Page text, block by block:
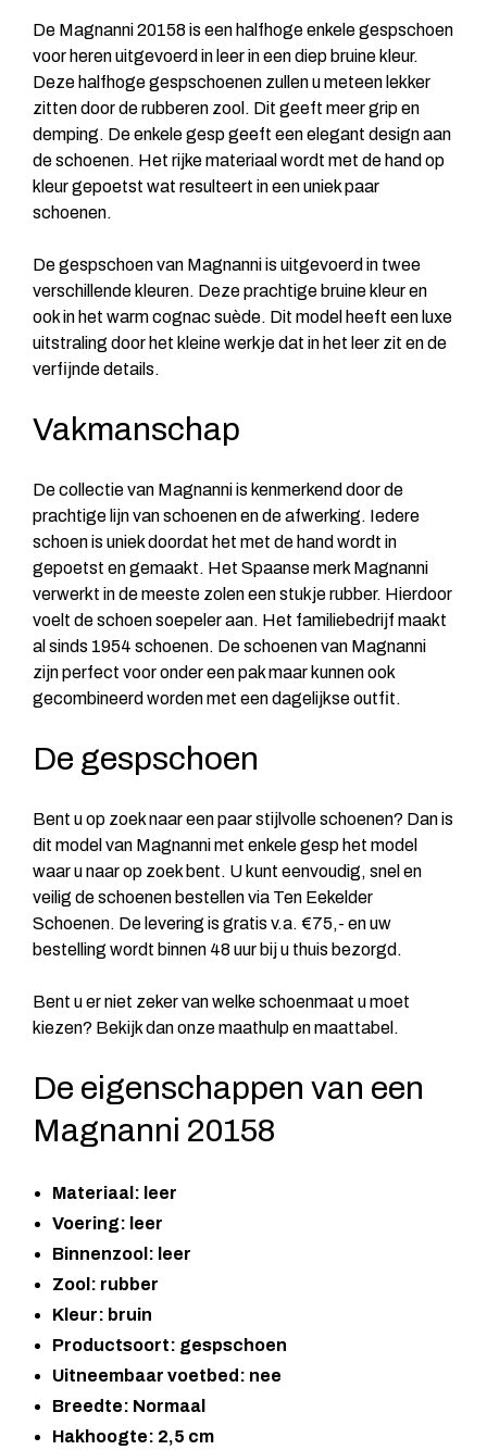
De Magnanni 20158 is een halfhoge enkele gespschoen
voor heren uitgevoerd in leer in een diep bruine kleur.
Deze halfhoge gespschoenen zullen u meteen lekker
zitten door de rubberen zool. Dit geeft meer grip en
demping. De enkele gesp geeft een elegant design aan
de schoenen. Het rijke materiaal wordt met de hand op
kleur gepoetst wat resulteert in een uniek paar
schoenen.
De gespschoen van Magnanni is uitgevoerd in twee
verschillende kleuren. Deze prachtige bruine kleur en
ook in het warm cognac suède. Dit model heeft een luxe
uitstraling door het kleine werkje dat in het leer zit en de
verfijnde details.
Vakmanschap
De collectie van Magnanni is kenmerkend door de
prachtige lijn van schoenen en de afwerking. Iedere
schoen is uniek doordat het met de hand wordt in
gepoetst en gemaakt. Het Spaanse merk Magnanni
verwerkt in de meeste zolen een stukje rubber. Hierdoor
voelt de schoen soepeler aan. Het familiebedrijf maakt
al sinds 1954 schoenen. De schoenen van Magnanni
zijn perfect voor onder een pak maar kunnen ook
gecombineerd worden met een dagelijkse outfit.
De gespschoen
Bent u op zoek naar een paar stijlvolle schoenen? Dan is
dit model van Magnanni met enkele gesp het model
waar u naar op zoek bent. U kunt eenvoudig, snel en
veilig de schoenen bestellen via Ten Eekelder
Schoenen. De levering is gratis v.a. €75,- en uw
bestelling wordt binnen 48 uur bij u thuis bezorgd.
Bent u er niet zeker van welke schoenmaat u moet
kiezen? Bekijk dan onze maathulp en maattabel.
De eigenschappen van een
Magnanni 20158
Materiaal: leer
Voering: leer
Binnenzool: leer
Zool: rubber
Kleur: bruin
Productsoort: gespschoen
Uitneembaar voetbed: nee
Breedte: Normaal
Hakhoogte: 2,5 cm